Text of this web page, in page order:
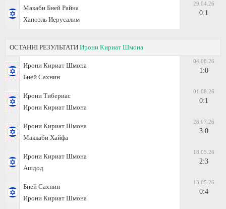
Макаби Бней Райна
Хапоэль Иерусалим
29.04.26
0:1
ОСТАННІ РЕЗУЛЬТАТИ Ирони Кириат Шмона
Ирони Кириат Шмона
Бней Сахнин
04.08.26
1:0
Ирони Тибериас
Ирони Кириат Шмона
01.08.26
0:1
Ирони Кириат Шмона
Маккаби Хайфа
28.07.26
3:0
Ирони Кириат Шмона
Ашдод
18.05.26
2:3
Бней Сахнин
Ирони Кириат Шмона
13.05.26
0:4